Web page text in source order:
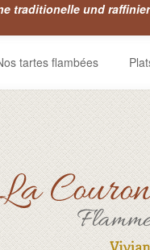
traditionelle und
tartes flambées